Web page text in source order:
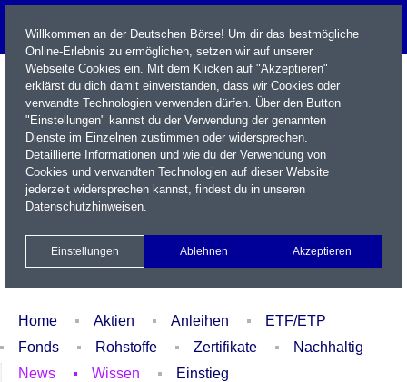
Name / WKN / ISIN / Kürzel
Xetra Realtime
Watchlist Portfolio Login
Home Aktien Anleihen
ETF/ETP
Fonds
Rohstoffe Zertifikate
Nachhaltig
News
Wissen Einstieg
Willkommen an der Deutschen Börse! Um dir das bestmögliche
Online-Erlebnis zu ermöglichen, setzen wir auf unserer
Webseite Cookies ein. Mit dem Klicken auf "Akzeptieren"
erklärst du dich damit einverstanden, dass wir Cookies oder
verwandte Technologien verwenden dürfen. Über den Button
"Einstellungen" kannst du der Verwendung der genannten
Dienste im Einzelnen zustimmen oder widersprechen.
Detaillierte Informationen und wie du der Verwendung von
Cookies und verwandten Technologien auf dieser Website
jederzeit widersprechen kannst, findest du in unseren
Datenschutzhinweisen.
Einstellungen Ablehnen Akzeptieren